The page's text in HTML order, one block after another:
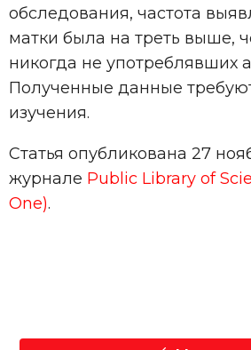
обследования, частота
матки была на треть выше,
никогда не употреблявших
Полученные данные
изучения.
Статья опубликована 27
журнале Public Library of
One).